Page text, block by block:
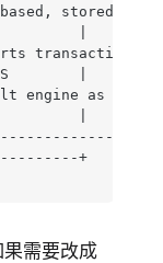
stored in
|
transactions,
|
engine as of
|
+
需要改成